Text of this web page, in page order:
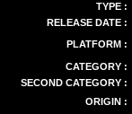
TYPE :
RELEASE DATE :
PLATFORM :
CATEGORY :
SECOND CATEGORY :
ORIGIN :